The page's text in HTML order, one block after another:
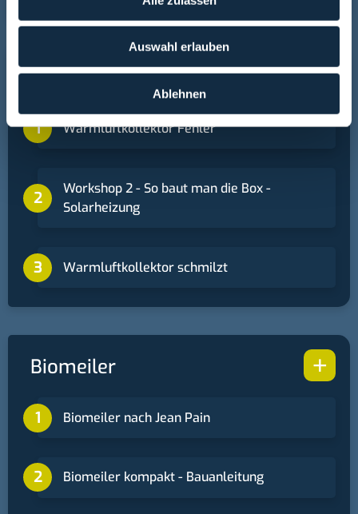
unsere Website zu analysieren. Außerdem geben wir
Informationen zu Ihrer Verwendung unserer Website an
unsere Partner für soziale Medien, Werbung und
Analysen weiter. Unsere Partner führen diese
Informationen möglicherweise mit weiteren Daten
haben.
Auswahl erlauben
Ablehnen
+
Solarheizung
Warmluftkollektor Fehler
Workshop 2 - So baut man die Box -
Solarheizung
Warmluftkollektor schmilzt
+
Biomeiler
Biomeiler nach Jean Pain
Biomeiler kompakt - Bauanleitung